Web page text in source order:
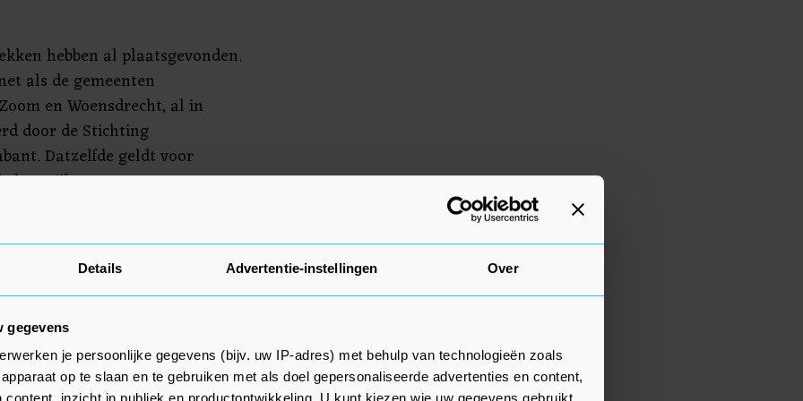
Details Advertentie-instellingen Over
gegevens
je persoonlijke gegevens (bijv. uw IP-adres) met behulp van technologieën zoals
op te slaan en te gebruiken met als doel gepersonaliseerde advertenties en content,
hebben al plaatsgevonden.
als de gemeenten
en Woensdrecht, al in
door de Stichting
Datzelfde geldt voor
met inwoners van
de huisartsenposten in
zijn vanwege Covid-19
plaatsvinden voordat er
stichting Huisartsenposten
in de regio, in
zorgverzekeraar(s) en